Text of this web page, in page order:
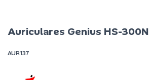
Auriculares Genius HS-300N
AUR137